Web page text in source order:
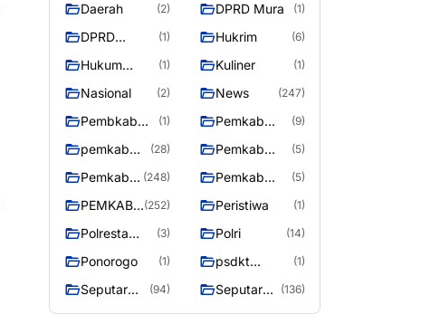
Daerah (2) DPRD Mura (1)
DPRD
RAYA
(1) Hukrim (6)
Hukum
(1) Kuliner (1)
Nasional (2) News (247)
Pembkab
Murung raya
(1)
Pemkab
(9)
pemkab
Raya
(28)
Pemkab
(5)
Pemkab
raya
(248)
Pemkab
Raya
(5)
PEMKAB
RAYA
(252) Peristiwa (1)
Polresta
Raya
(3) Polri (14)
Ponorogo (1)
psdkt
murung raya
(1)
Seputar
(94)
Seputar
(136)